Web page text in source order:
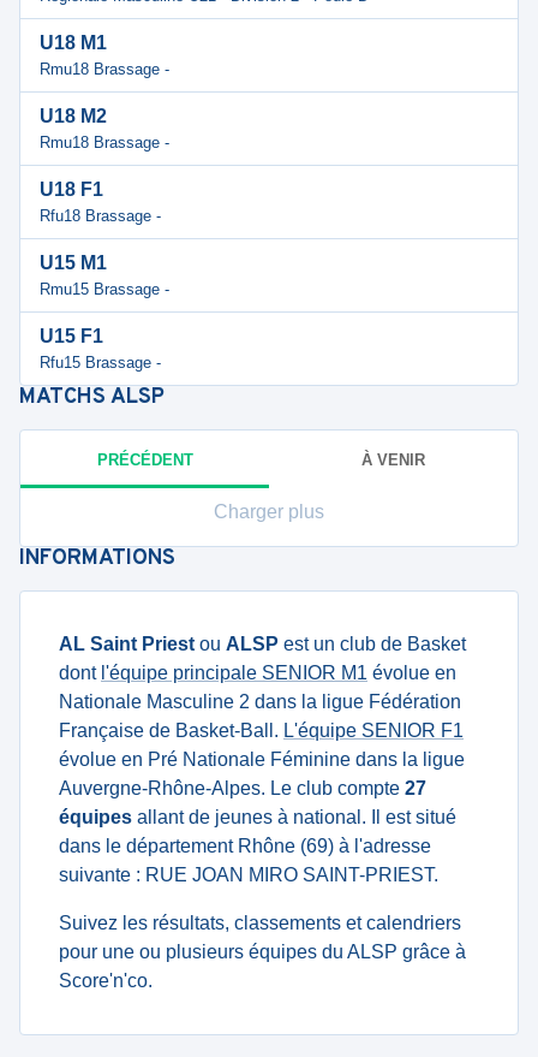
U18 M1
Rmu18 Brassage -
U18 M2
Rmu18 Brassage -
U18 F1
Rfu18 Brassage -
U15 M1
Rmu15 Brassage -
U15 F1
Rfu15 Brassage -
MATCHS ALSP
PRÉCÉDENT À VENIR
Charger plus
INFORMATIONS
AL Saint Priest ou ALSP est un club de Basket
dont l'équipe principale SENIOR M1 évolue en
Nationale Masculine 2 dans la ligue Fédération
Française de Basket-Ball. L'équipe SENIOR F1
évolue en Pré Nationale Féminine dans la ligue
Auvergne-Rhône-Alpes. Le club compte 27
équipes allant de jeunes à national. Il est situé
dans le département Rhône (69) à l'adresse
suivante : RUE JOAN MIRO SAINT-PRIEST.
Suivez les résultats, classements et calendriers
pour une ou plusieurs équipes du ALSP grâce à
Score'n'co.